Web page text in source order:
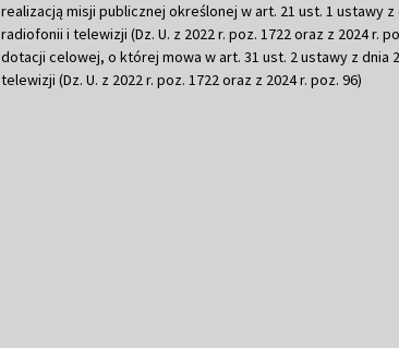
realizacją misji publicznej określonej w art. 21 ust. 1 ustawy z
radiofonii i telewizji (Dz. U. z 2022 r. poz. 1722 oraz z 2024 r.
dotacji celowej, o której mowa w art. 31 ust. 2 ustawy z dnia
telewizji (Dz. U. z 2022 r. poz. 1722 oraz z 2024 r. poz. 96)